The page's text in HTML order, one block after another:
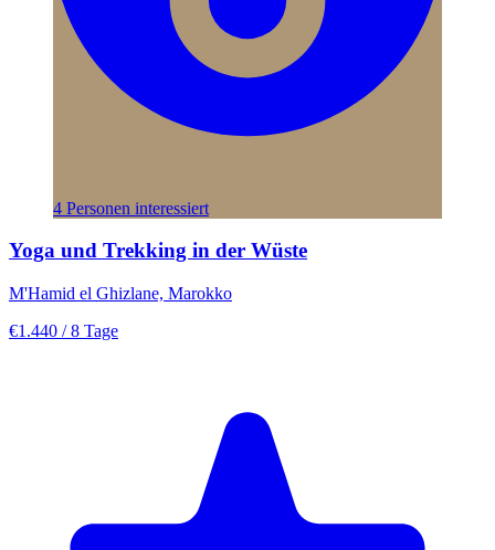
4 Personen interessiert
Yoga und Trekking in der Wüste
M'Hamid el Ghizlane, Marokko
€1.440 / 8 Tage